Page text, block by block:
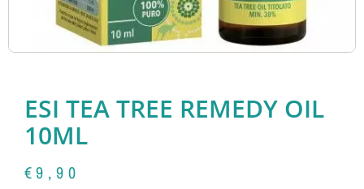
ESI TEA TREE REMEDY OIL
10ML
€9,90